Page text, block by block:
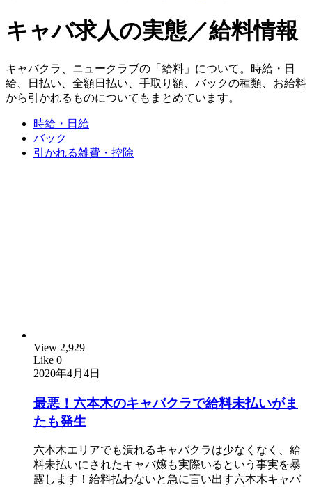
キャバ求人の実態／給料情報
キャバクラ、ニュークラブの「給料」について。時給・日
給、日払い、全額日払い、手取り額、バックの種類、お給料
から引かれるものについてもまとめています。
時給・日給
バック
引かれる雑費・控除
View 2,929
Like 0
2020年4月4日
最悪！六本木のキャバクラで給料未払いがま
たも発生
六本木エリアでも潰れるキャバクラは少なくなく、給
料未払いにされたキャバ嬢も実際いるという事実を暴
露します！給料払わないと急に言い出す六本木キャバ